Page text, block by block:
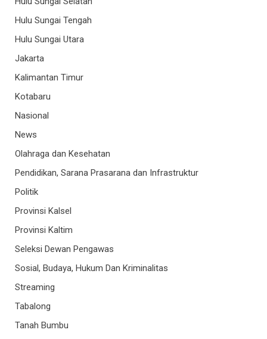
Hulu Sungai Tengah
Hulu Sungai Utara
Jakarta
Kalimantan Timur
Kotabaru
Nasional
News
Olahraga dan Kesehatan
Pendidikan, Sarana Prasarana dan Infrastruktur
Politik
Provinsi Kalsel
Provinsi Kaltim
Seleksi Dewan Pengawas
Sosial, Budaya, Hukum Dan Kriminalitas
Streaming
Tabalong
Tanah Bumbu